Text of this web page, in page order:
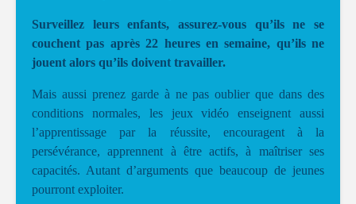
Surveillez leurs enfants, assurez-vous qu’ils ne se
couchent pas après 22 heures en semaine, qu’ils ne
jouent alors qu’ils doivent travailler.
Mais aussi prenez garde à ne pas oublier que dans des
conditions normales, les jeux vidéo enseignent aussi
l’apprentissage par la réussite, encouragent à la
persévérance, apprennent à être actifs, à maîtriser ses
capacités. Autant d’arguments que beaucoup de jeunes
pourront exploiter.